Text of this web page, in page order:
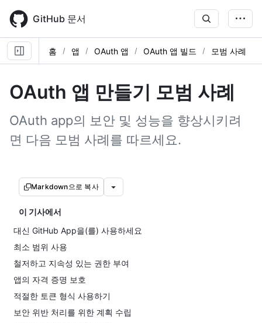
main
content
GitHub 문서
홈 앱 OAuth 앱 OAuth 앱 빌드 모범 사례
OAuth 앱 만들기 모범 사례
OAuth app의 보안 및 성능을 향상시키려
면 다음 모범 사례를 따르세요.
Markdown으로 복사
이 기사에서
대신 GitHub App을(를) 사용하세요
최소 범위 사용
철저하고 지속성 있는 권한 부여
앱의 자격 증명 보호
적절한 토큰 형식 사용하기
보안 위반 처리를 위한 계획 수립